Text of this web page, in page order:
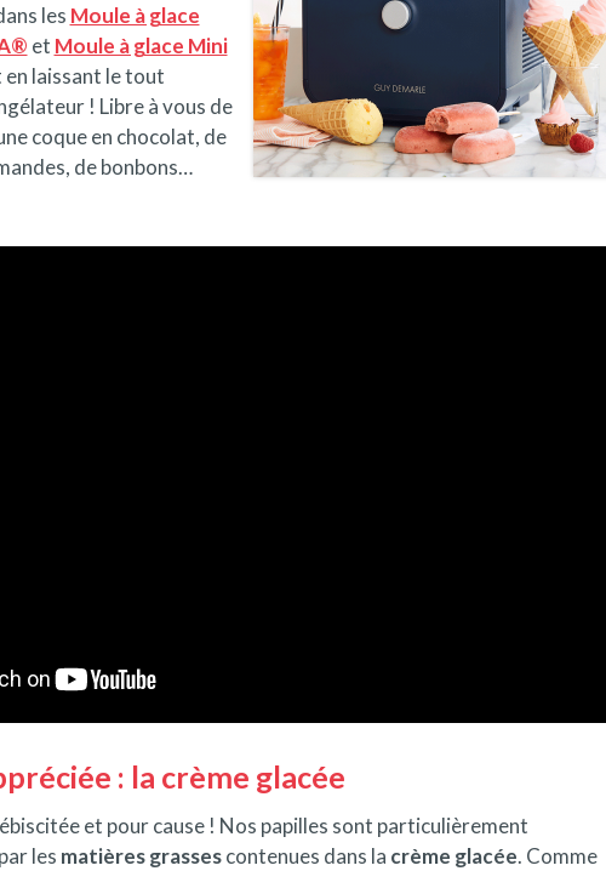
les Moule à glace
et Moule à glace Mini
en laissant le tout
! Libre à vous de
coque en chocolat, de
de bonbons…
: la crème glacée
et pour cause ! Nos papilles sont particulièrement
les matières grassescontenues dans la crème glacée. Comme